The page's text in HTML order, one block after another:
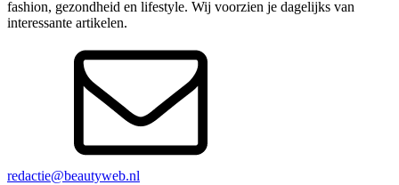
fashion, gezondheid en lifestyle. Wij voorzien je dagelijks van
interessante artikelen.
redactie@beautyweb.nl